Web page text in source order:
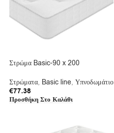
Στρώμα Basic-90 x 200
Στρώματα, Basic line, Υπνοδωμάτιο
€77.38
Προσθήκη Στο Καλάθι